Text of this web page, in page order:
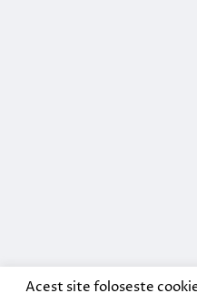
Acest site foloseste